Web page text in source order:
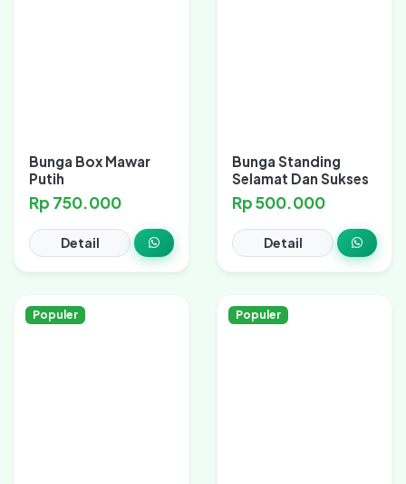
Bunga Box Mawar
Putih
Rp 750.000
Detail
Bunga Standing
Selamat Dan Sukses
Rp 500.000
Detail
Populer Populer